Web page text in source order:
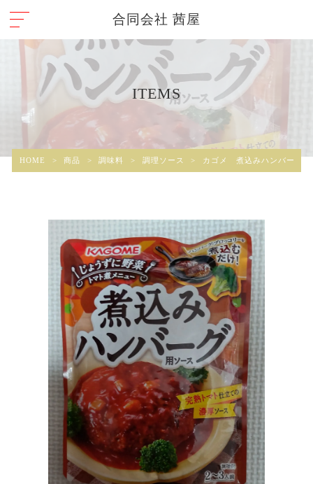
合同会社 茜屋
ITEMS
HOME > 商品 > 調味料 > 調理ソース > カゴメ 煮込みハンバーグ